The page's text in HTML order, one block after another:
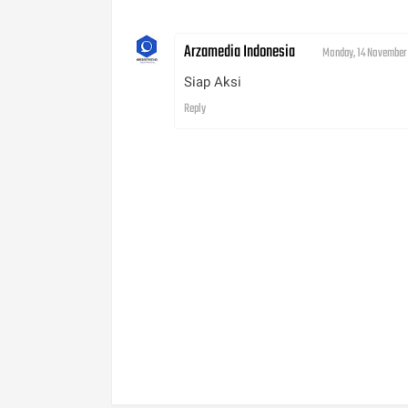
Arzamedia Indonesia Monday, 14
Siap Aksi
Reply